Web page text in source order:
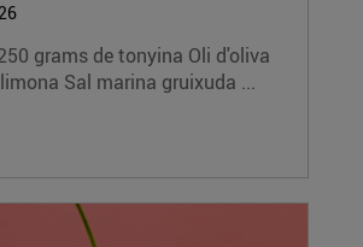
grams de tonyina Oli d'oliva
Sal marina gruixuda ...